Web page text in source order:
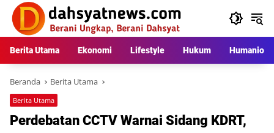
Langsung
konten
Berita Utama Ekonomi Lifestyle Hukum Humaniora
Beranda Berita Utama
Berita Utama
Perdebatan CCTV Warnai Sidang KDRT,